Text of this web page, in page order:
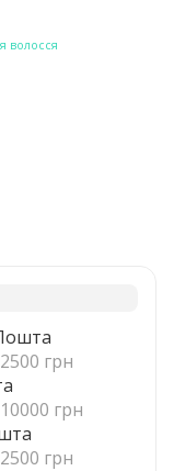
волосся
грн
грн
грн